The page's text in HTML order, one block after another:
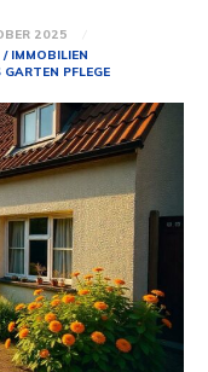
2025
/ IMMOBILIEN
PFLEGE